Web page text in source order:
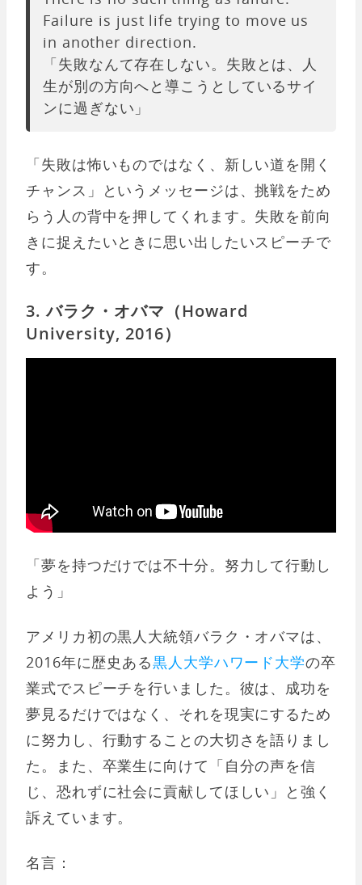
Failure is just life trying to move us
in another direction.
「失敗なんて存在しない。失敗とは、人
生が別の方向へと導こうとしているサイ
ンに過ぎない」
「失敗は怖いものではなく、新しい道を開く
チャンス」というメッセージは、挑戦をため
らう人の背中を押してくれます。失敗を前向
きに捉えたいときに思い出したいスピーチで
す。
3. バラク・オバマ（Howard
University, 2016）
「夢を持つだけでは不十分。努力して行動し
よう」
アメリカ初の黒人大統領バラク・オバマは、
2016年に歴史ある黒人大学ハワード大学の卒
業式でスピーチを行いました。彼は、成功を
夢見るだけではなく、それを現実にするため
に努力し、行動することの大切さを語りまし
た。また、卒業生に向けて「自分の声を信
じ、恐れずに社会に貢献してほしい」と強く
訴えています。
名言：